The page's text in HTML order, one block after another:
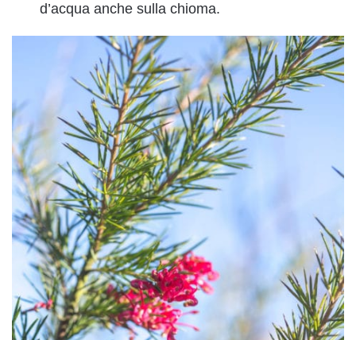
d’acqua anche sulla chioma.